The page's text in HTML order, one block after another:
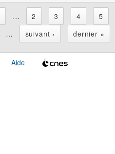
… 2 3 4
5
… suivant › dernier »
Aide